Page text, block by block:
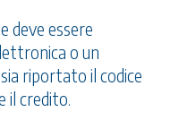
deve essere
o un
riportato il codice
il credito.